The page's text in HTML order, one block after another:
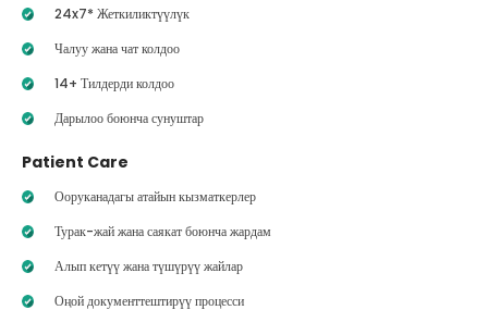
24x7* Жеткиликтүүлүк
Чалуу жана чат колдоо
14+ Тилдерди колдоо
Дарылоо боюнча сунуштар
Patient Care
Ооруканадагы атайын кызматкерлер
Турак-жай жана саякат боюнча жардам
Алып кетүү жана түшүрүү жайлар
Оңой документтештирүү процесси